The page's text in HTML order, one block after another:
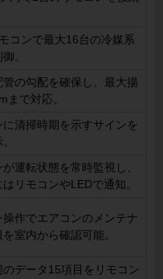
コンで最大16台の冷媒系
。
管の勾配を確保し、最大揚
まで対応。
に清掃時期を示すサインを
運転状態を常時監視し、
リモコンやLEDで通知。
操作でエアコンのメンテナ
室内から確認可能。
のデータ15項目をリモコン